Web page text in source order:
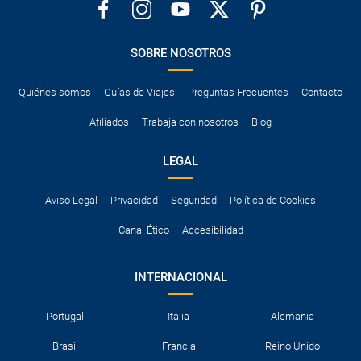
En el caso de kilometraje limitado, cargo por distancia adicional
Recomendamos consultar las condiciones de la reserva y las
condiciones particulares de la compañía de alquiler de coche en
el momento de formalizar la reserva en nuestra web.
SOBRE NOSOTROS
Quiénes somos Guías de Viajes Preguntas Frecuentes Contacto
Afiliados Trabaja con nosotros Blog
LEGAL
Aviso Legal Privacidad Seguridad Política de Cookies
Canal Ético Accesibilidad
INTERNACIONAL
Portugal Italia Alemania
Brasil Francia Reino Unido